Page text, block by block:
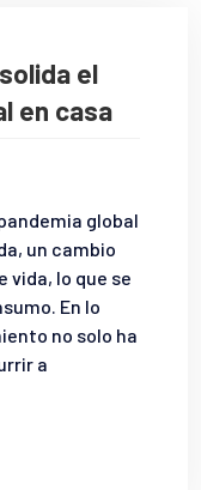
el
en casa
global
un cambio
lo que se
En lo
no solo ha
a